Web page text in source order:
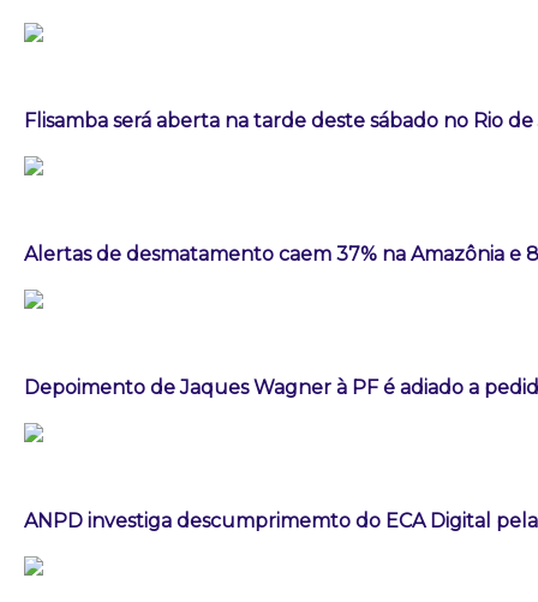
Flisamba será aberta na tarde deste sábado no Rio
Alertas de desmatamento caem 37% na Amazônia e
Depoimento de Jaques Wagner à PF é adiado a
ANPD investiga descumprimemto do ECA Digital